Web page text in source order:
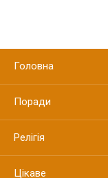
Головна
Поради
Релігія
Цікаве